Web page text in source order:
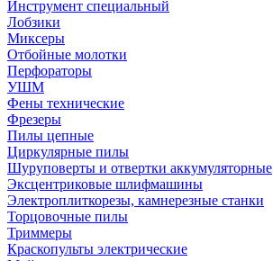
Инструмент специальный
Лобзики
Миксеры
Отбойные молотки
Перфораторы
УШМ
Фены технические
Фрезеры
Пилы цепные
Циркулярные пилы
Шуруповерты и отвертки аккумуляторные
Эксцентриковые шлифмашины
Электроплиткорезы, камнерезные станки
Торцовочные пилы
Триммеры
Краскопульты электрические